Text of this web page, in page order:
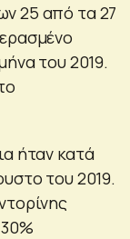
25 από τα 27
του 2019.
ήταν κατά
του 2019.